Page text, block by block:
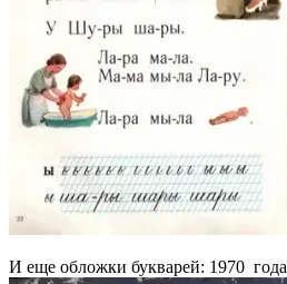
И еще обложки букварей: 1970 года